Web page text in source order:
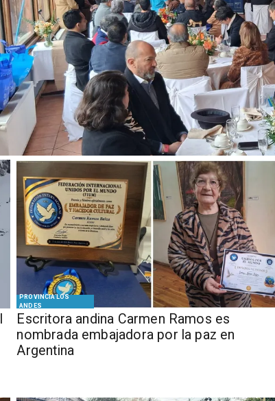
PROVINCIA LOS
ANDES
Escritora andina Carmen Ramos es
nombrada embajadora por la paz en
Argentina